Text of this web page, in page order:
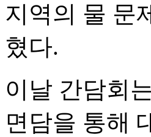
지역의 물 문
혔다.
이날 간담회
면담을 통해